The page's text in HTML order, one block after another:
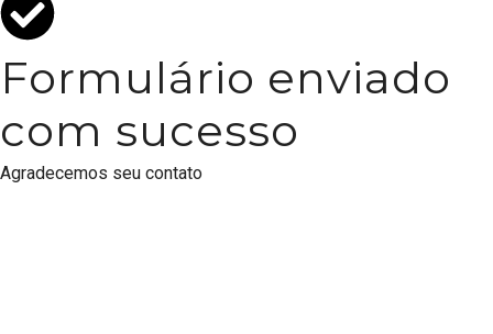
Formulário enviado
com sucesso
Agradecemos seu contato